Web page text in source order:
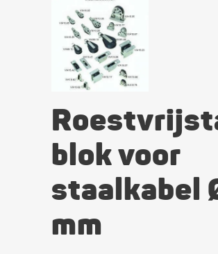
blok voor
staalkabel
mm